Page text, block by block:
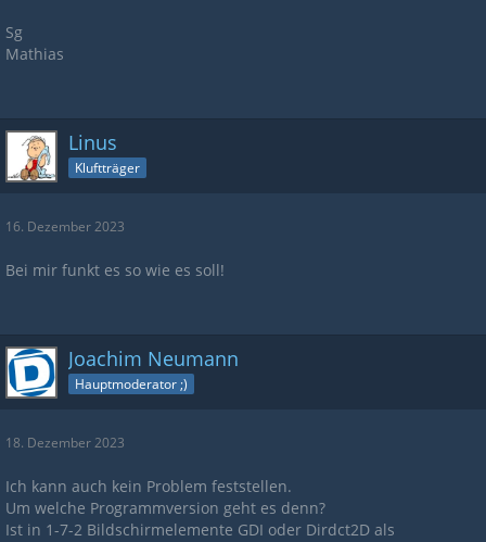
Sg
Mathias
Linus
Kluftträger
16. Dezember 2023
Bei mir funkt es so wie es soll!
Joachim Neumann
Hauptmoderator ;)
18. Dezember 2023
Ich kann auch kein Problem feststellen.
Um welche Programmversion geht es denn?
Ist in 1-7-2 Bildschirmelemente GDI oder Dirdct2D als